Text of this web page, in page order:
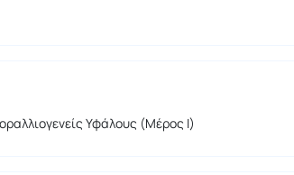
Υφάλους (Μέρος Ι)